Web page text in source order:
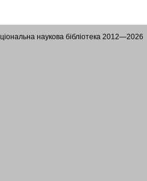
наукова бібліотека 2012—2026